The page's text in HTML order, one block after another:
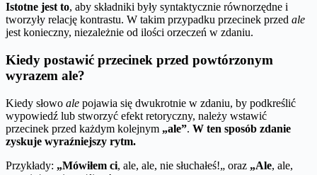
Istotne jest to, aby składniki były syntaktycznie równorzędne i
tworzyły relację kontrastu. W takim przypadku przecinek przed ale
jest konieczny, niezależnie od ilości orzeczeń w zdaniu.
Kiedy postawić przecinek przed powtórzonym
wyrazem ale?
Kiedy słowo ale pojawia się dwukrotnie w zdaniu, by podkreślić
wypowiedź lub stworzyć efekt retoryczny, należy wstawić
przecinek przed każdym kolejnym „ale”. W ten sposób zdanie
zyskuje wyraźniejszy rytm.
Przykłady: „Mówiłem ci, ale, ale, nie słuchałeś!„ oraz „Ale, ale,